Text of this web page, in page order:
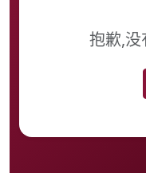
抱歉,